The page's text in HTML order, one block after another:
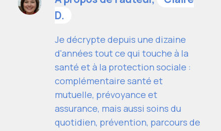
D.
Je décrypte depuis une dizaine
d'années tout ce qui touche à la
santé et à la protection sociale :
complémentaire santé et
mutuelle, prévoyance et
assurance, mais aussi soins du
quotidien, prévention, parcours de